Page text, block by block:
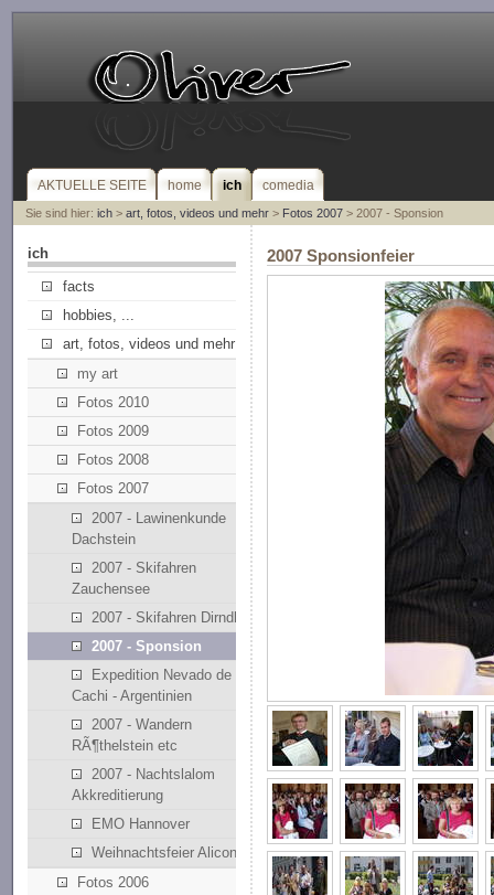
AKTUELLE SEITE home ich comedia
Sie sind hier: ich> art, fotos, videos und mehr> Fotos 2007> 2007 - Sponsion
ich
facts
hobbies, ...
art, fotos, videos und mehr
my art
Fotos 2010
Fotos 2009
Fotos 2008
Fotos 2007
2007 - Lawinenkunde
Dachstein
2007 - Skifahren
Zauchensee
2007 - Skifahren Dirndllift
2007 - Sponsion
Expedition Nevado de
Cachi - Argentinien
2007 - Wandern
RÃ¶thelstein etc
2007 - Nachtslalom
Akkreditierung
EMO Hannover
Weihnachtsfeier Alicona
Fotos 2006
2007 Sponsionfeier